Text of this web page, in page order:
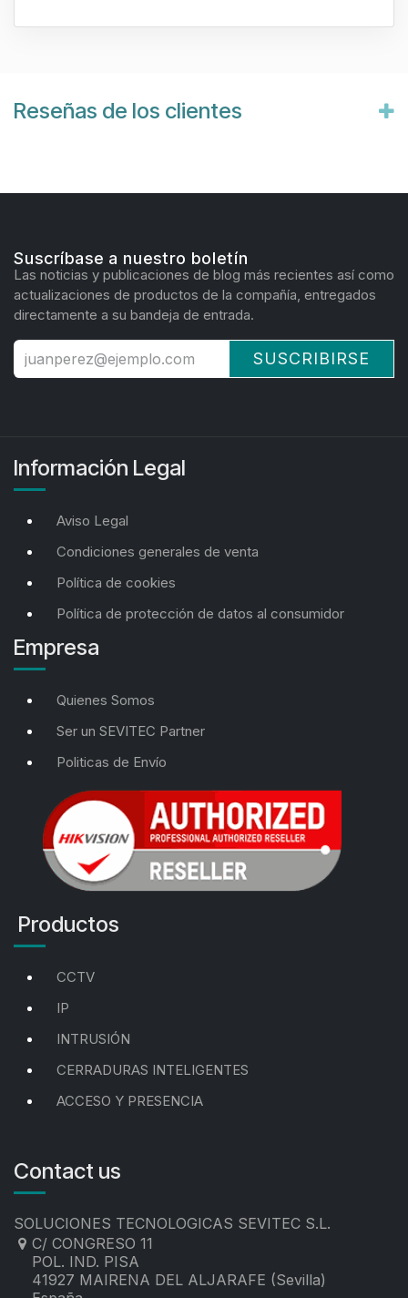
Reseñas de los clientes
Suscríbase a nuestro boletín
Las noticias y publicaciones de blog más recientes así como
actualizaciones de productos de la compañía, entregados
directamente a su bandeja de entrada.
SUSCRIBIRSE
Información Legal
Aviso Legal
Condiciones generales de venta
Política de cookies
Política de protección de datos al consumidor
Empresa
Quienes Somos
Ser un SEVITEC Partner
Politicas de Envío
Productos
CCTV
IP
INTRUSIÓN
CERRADURAS INTELIGENTES
ACCESO Y PRESENCIA
Contact us
SOLUCIONES TECNOLOGICAS SEVITEC S.L.
C/ CONGRESO 11
POL. IND. PISA
41927 MAIRENA DEL ALJARAFE (Sevilla)